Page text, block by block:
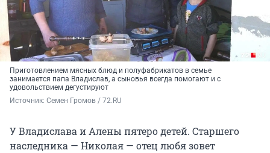
Приготовлением мясных блюд и полуфабрикатов в семье
занимается папа Владислав, а сыновья всегда помогают и с
удовольствием дегустируют
Источник: Семен Громов / 72.RU
У Владислава и Алены пятеро детей. Старшего
наследника — Николая — отец любя зовет